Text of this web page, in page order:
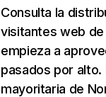
Consulta la
visitantes web
empieza a
pasados por alto.
mayoritaria de